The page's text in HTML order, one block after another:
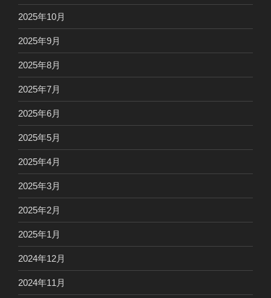
2025年10月
2025年9月
2025年8月
2025年7月
2025年6月
2025年5月
2025年4月
2025年3月
2025年2月
2025年1月
2024年12月
2024年11月